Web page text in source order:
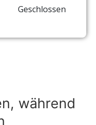
Geschlossen
während